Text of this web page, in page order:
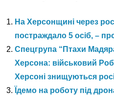
На Херсонщині через
постраждало 5 осіб, –
Спецгрупа “Птахи
Херсона: військовий
Херсоні знищуються
Їдемо на роботу під